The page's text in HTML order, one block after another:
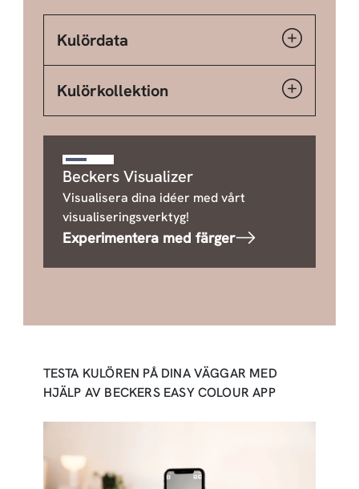
Kulördata
Kulörkollektion
Beckers Visualizer
Visualisera dina idéer med vårt
visualiseringsverktyg!
Experimentera med färger
TESTA KULÖREN PÅ DINA VÄGGAR MED
HJÄLP AV BECKERS EASY COLOUR APP